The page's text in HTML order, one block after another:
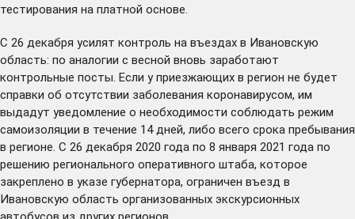
тестирования на платной основе.
С 26 декабря усилят контроль на въездах в Ивановскую
область: по аналогии с весной вновь заработают
контрольные посты. Если у приезжающих в регион не будет
справки об отсутствии заболевания коронавирусом, им
выдадут уведомление о необходимости соблюдать режим
самоизоляции в течение 14 дней, либо всего срока пребывания
в регионе. С 26 декабря 2020 года по 8 января 2021 года по
решению регионального оперативного штаба, которое
закреплено в указе губернатора, ограничен въезд в
Ивановскую область организованных экскурсионных